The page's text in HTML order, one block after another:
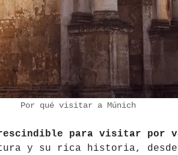
Por qué visitar a Múnich
para visitar por
y su rica historia, desde